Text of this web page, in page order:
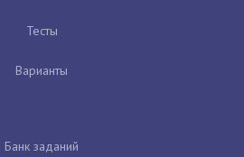
Тесты
Варианты
Банк заданий